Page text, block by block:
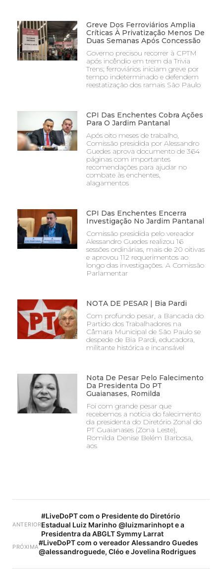
Greve Dos Ferroviários Amplia
Críticas À Privatização Menos De
Duas Semanas Após Concessão
Governo precisou recorrer à CPTM
após incêndio em trem da Trivia
Trens; ferroviários iniciam greve por
tempo indeterminado e defendem
reestatização dos ramais São Paulo
CPI Das Enchentes Cobra Ações
Para O Jardim Pantanal
Após oito meses de trabalho,
Comissão presidida por Alessandro
Guedes aprova documento de 364
páginas com importantes
recomendações para ajudar no
combate às enchentes,
alagamentos
CPI Das Enchentes Encerra
Investigação No Jardim Pantanal
Comissão presidida pelo vereador
Alessandro Guedes realizou 16
sessões ordinárias, mais de 20 oitivas
e aprovou 112 requerimentos ao
longo das investigações. A Comissão
Parlamentar
NOTA DE PESAR | Bia Pardi
Com profundo pesar, a Bancada do
Partido dos Trabalhadores na
Câmara Municipal de São Paulo se
despede de Bia Pardi, educadora,
militante histórica e incansável
Nota De Pesar Pelo Falecimento
Da Presidenta Do PT
Guaianases, Romilda
Foi com grande pesar que
recebemos a notícia do falecimento
da presidenta do Diretório Zonal do
PT Guaianases (Zona Leste),
Romilda Denise Belém Barbosa,
aos
ANTERIOR
#LiveDoPT com o Presidente do Diretório
Estadual Luiz Marinho @luizmarinhopt e a
Presidentra da ABGLT Symmy Larrat
PRÓXIMA#LiveDoPT com o vereador Alessandro Guedes
@alessandroguede, Cléo e Jovelina Rodrigues